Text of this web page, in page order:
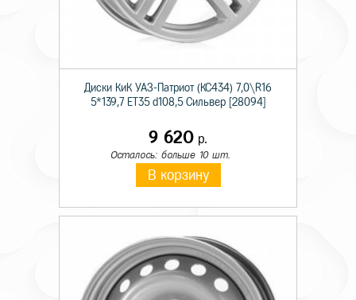
Диски КиК УАЗ-Патриот (КС434) 7,0\R16
5*139,7 ET35 d108,5 Сильвер [28094]
9 620 р.
Осталось: больше 10 шт.
В корзину